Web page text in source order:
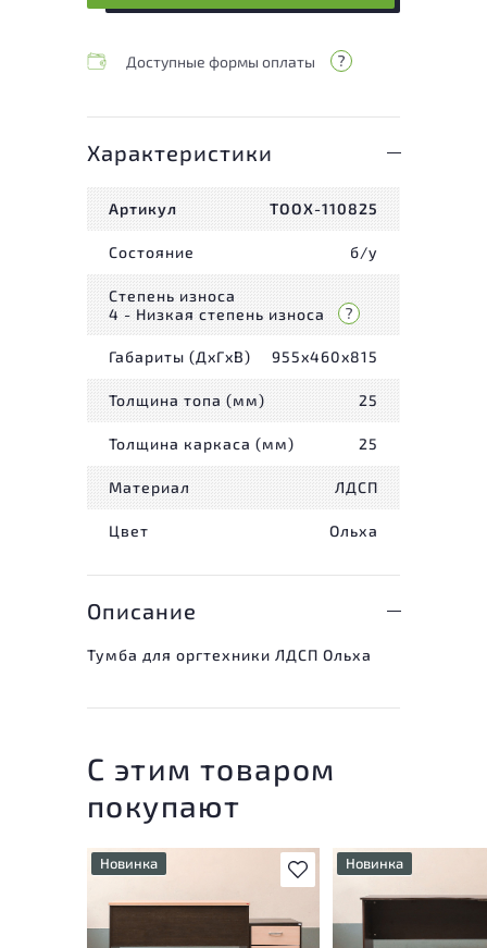
Доступные формы оплаты
Характеристики
Артикул ТООХ-110825
Состояние б/у
Степень износа
4 - Низкая степень износа
Габариты (ДxГxВ) 955x460x815
Толщина топа (мм) 25
Толщина каркаса (мм) 25
Материал ЛДСП
Цвет Ольха
Описание
Тумба для оргтехники ЛДСП Ольха
С этим товаром
покупают
В избранное
Новинка
незначительные следы
эксплуатации, не влияющие
Новинка
У товара
незначительные
эксплуатации, не
на удобство его